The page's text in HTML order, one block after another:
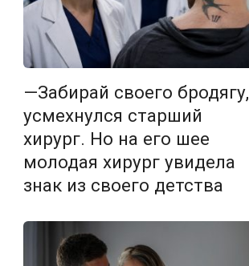
—Забирай своего бродягу,
усмехнулся старший
хирург. Но на его шее
молодая хирург увидела
знак из своего детства